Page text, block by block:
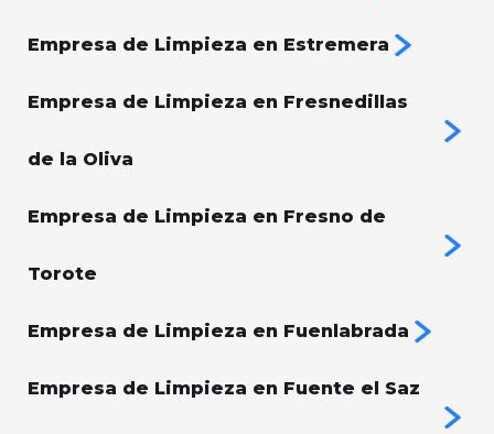
Empresa de Limpieza en Estremera
Empresa de Limpieza en Fresnedillas
de la Oliva
Empresa de Limpieza en Fresno de
Torote
Empresa de Limpieza en Fuenlabrada
Empresa de Limpieza en Fuente el Saz